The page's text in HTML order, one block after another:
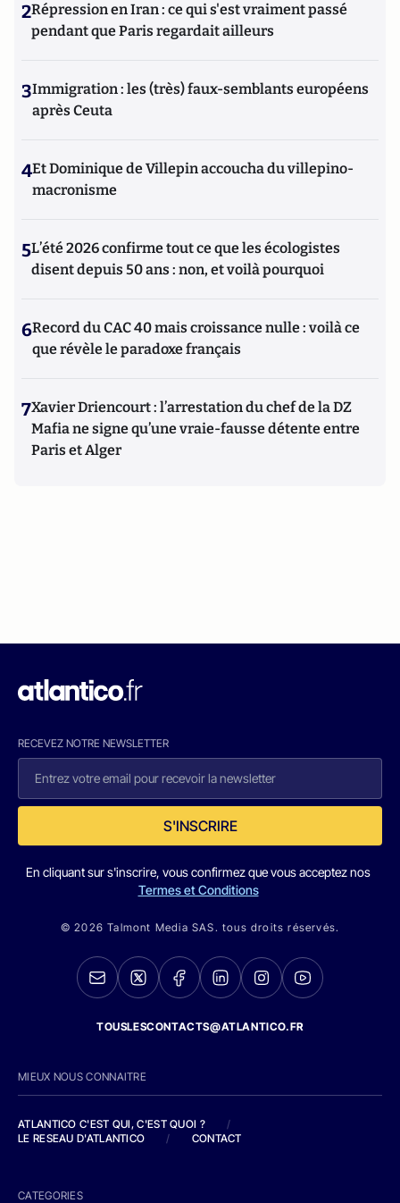
2Répression en Iran : ce qui s'est vraiment passé
pendant que Paris regardait ailleurs
3Immigration : les (très) faux-semblants européens
après Ceuta
4Et Dominique de Villepin accoucha du villepino-
macronisme
5L’été 2026 confirme tout ce que les écologistes
disent depuis 50 ans : non, et voilà pourquoi
6Record du CAC 40 mais croissance nulle : voilà ce
que révèle le paradoxe français
7Xavier Driencourt : l’arrestation du chef de la DZ
Mafia ne signe qu’une vraie-fausse détente entre
Paris et Alger
RECEVEZ NOTRE NEWSLETTER
S'INSCRIRE
En cliquant sur s'inscrire, vous confirmez que vous acceptez nos
Termes et Conditions
© 2026 Talmont Media SAS. tous droits réservés.
TOUSLESCONTACTS@ATLANTICO.FR
MIEUX NOUS CONNAITRE
ATLANTICO C'EST QUI, C'EST QUOI ?
/
LE RESEAU D'ATLANTICO
/ CONTACT
CATEGORIES